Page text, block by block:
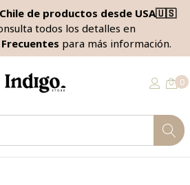
de productos desde USA🇺🇸
todos los detalles en
para más información.
0